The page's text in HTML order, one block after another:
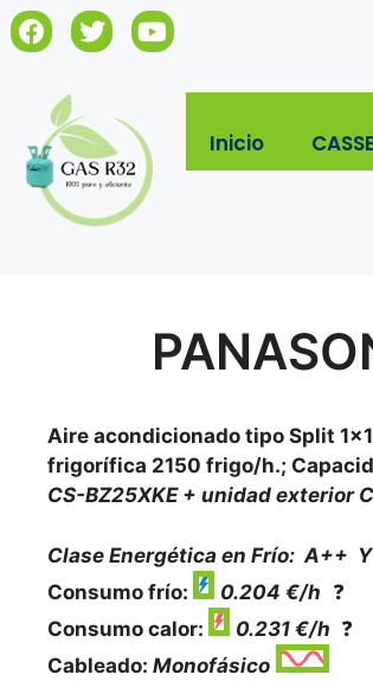
Inicio
Aire acondicionado tipo Split
frigorífica 2150 frigo/h.;
CS-BZ25XKE + unidad exterior
Clase Energética en Frío: A++ Y
Consumo frío:
0.204 €/h ❓
Consumo calor:
0.231 €/h ❓
Cableado: Monofásico